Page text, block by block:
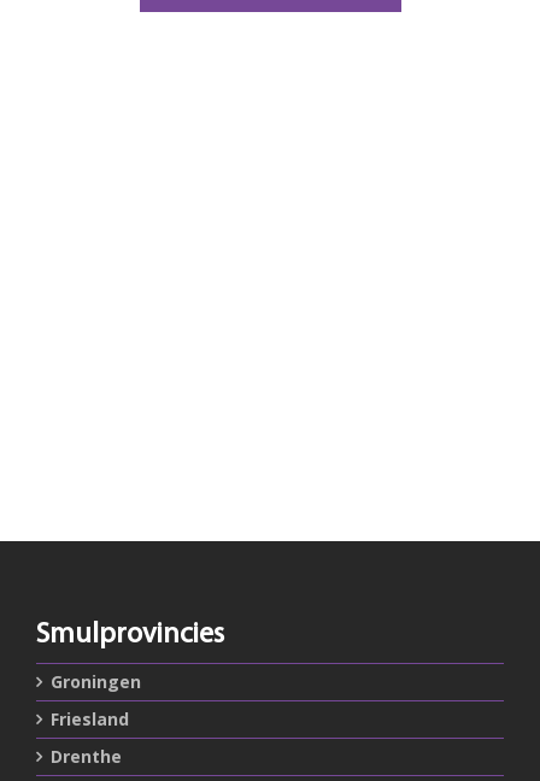
Smulprovincies
Groningen
Friesland
Drenthe